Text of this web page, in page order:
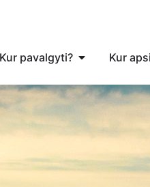
Kur pavalgyti? Kur